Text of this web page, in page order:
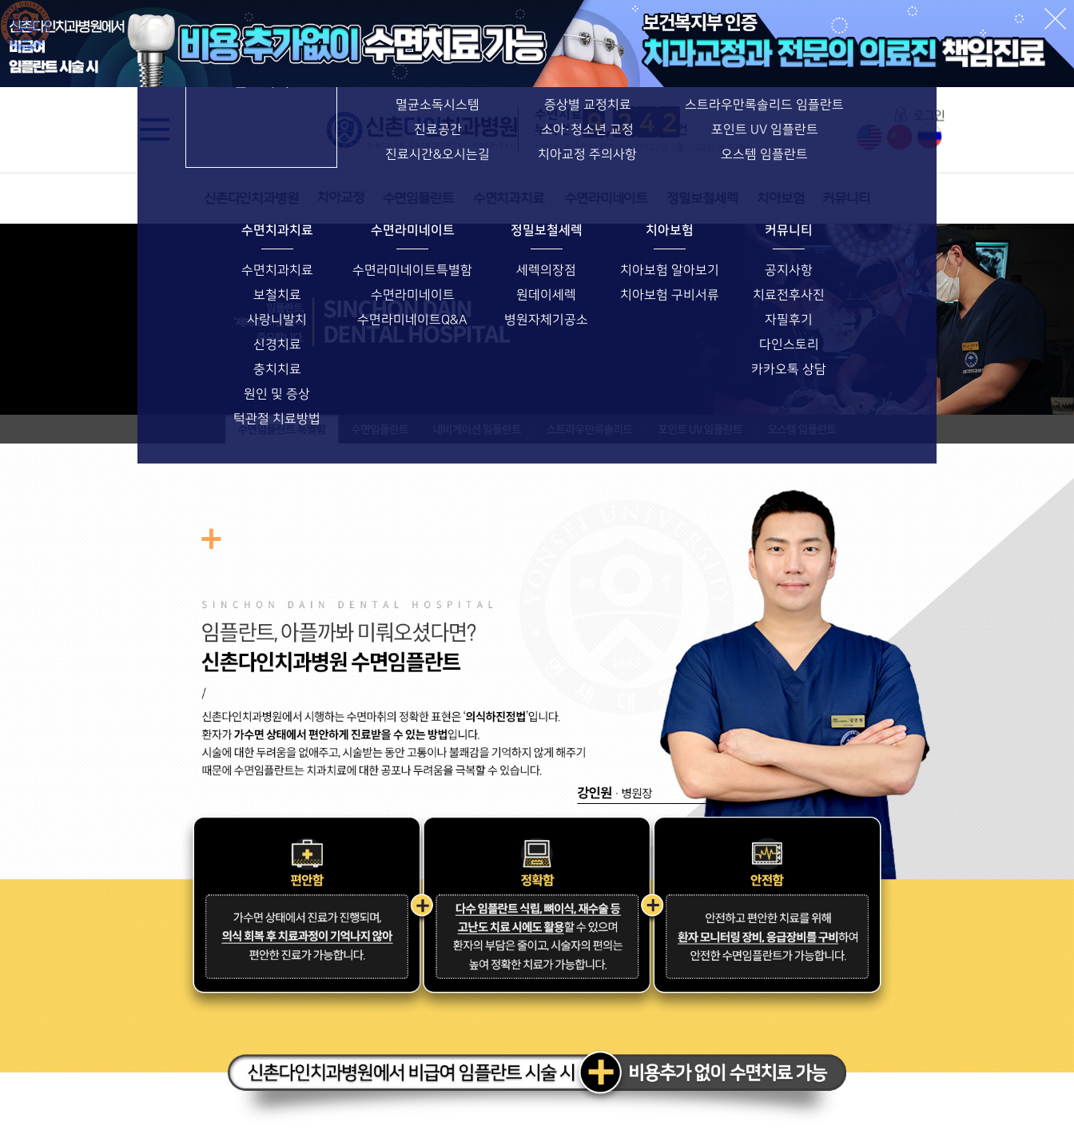
수면임플란트 치아교정 특별함
수면치료
누적건수 9 2
* NIMS 취급일자 보고 기준 (2022년 3월 ~ 2026년 07월)
신촌다인치과병원
신촌다인치과병원
의료진소개
멸균소독시스템
진료공간
진료시간&오시는길
치과교정과 전문의
치아교정 특별함
장치별 교정치료
증상별 교정치료
소아·청소년 교정
치아교정 주의사항
수면임플란트 특별함
수면임플란트
스트라우만록솔리드 임플란트
포인트 UV 임플란트
오스템 임플란트
수면치과치료
수면치과치료
보철치료
사랑니발치
신경치료
충치치료
원인 및 증상
턱관절 치료방법
수면라미네이트
수면라미네이트특별함
수면라미네이트
수면라미네이트Q&A
정밀보철세렉
세렉의장점
원데이세렉
병원자체기공소
치아보험
치아보험 알아보기
치아보험 구비서류
커뮤니티
공지사항
치료전후사진
자필후기
다인스토리
카카오톡 상담
수면임플란트 특별함